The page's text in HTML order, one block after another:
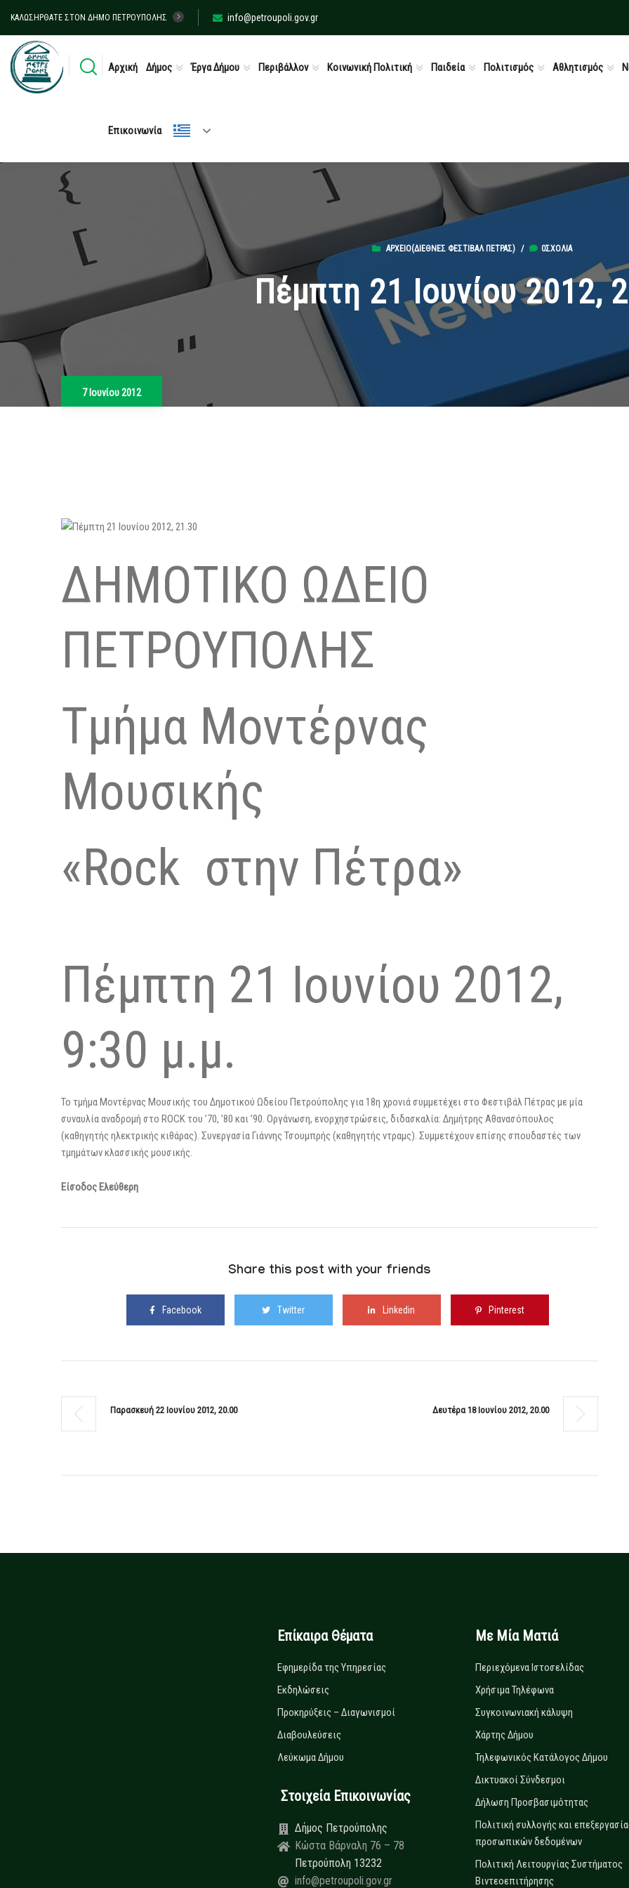
ΚΑΛΩΣΉΡΘΑΤΕ ΣΤΟΝ ΔΉΜΟ ΠΕΤΡΟΎΠΟΛΗΣ info@petroupoli.gov.gr
Αρχική Δήμος Έργα Δήμου Περιβάλλον Κοινωνική Πολιτική Παιδεία Πολιτισμός Αθλητισμός
Επικοινωνία
ΑΡΧΕΊΟ(ΔΙΕΘΝΈΣ ΦΕΣΤΙΒΆΛ ΠΈΤΡΑΣ)/ 0ΣΧΌΛΙΑ
Πέμπτη 21 Ιουνίου 2012,
7 Ιουνίου 2012
ΔΗΜΟΤΙΚΟ ΩΔΕΙΟ
ΠΕΤΡΟΥΠΟΛΗΣ
Τμήμα Μοντέρνας
Μουσικής
«Rock στην Πέτρα»
Πέμπτη 21 Ιουνίου 2012,
9:30 μ.μ.
Το τμήμα Μοντέρνας Μουσικής του Δημοτικού Ωδείου Πετρούπολης για 18η χρονιά συμμετέχει στο Φεστιβάλ Πέτρας με μία
συναυλία αναδρομή στο ROCK του ’70, ’80 και ’90. Οργάνωση, ενορχηστρώσεις, διδασκαλία: Δημήτρης Αθανασόπουλος
(καθηγητής ηλεκτρικής κιθάρας). Συνεργασία Γιάννης Τσουμπρής (καθηγητής ντραμς). Συμμετέχουν επίσης σπουδαστές των
τμημάτων κλασσικής μουσικής.
Είσοδος Ελεύθερη
Share this post with your friends
Facebook Twitter Linkedin Pinterest
Παρασκευή 22 Ιουνίου 2012, 20.00 Δευτέρα 18 Ιουνίου 2012, 20.00
Επίκαιρα Θέματα
Εφημερίδα της Υπηρεσίας
Εκδηλώσεις
Προκηρύξεις – Διαγωνισμοί
Διαβουλεύσεις
Λεύκωμα Δήμου
Στοιχεία Επικοινωνίας
Δήμος Πετρούπολης
Κώστα Βάρναλη 76 – 78
Πετρούπολη 13232
info@petroupoli.gov.gr
Με Μία Ματιά
Περιεχόμενα Ιστοσελίδας
Χρήσιμα Τηλέφωνα
Συγκοινωνιακή κάλυψη
Χάρτης Δήμου
Τηλεφωνικός Κατάλογος Δήμου
Δικτυακοί Σύνδεσμοι
Δήλωση Προσβασιμότητας
Πολιτική συλλογής και
προσωπικών δεδομένων
Πολιτική Λειτουργίας Συστήματος
Βιντεοεπιτήρησης